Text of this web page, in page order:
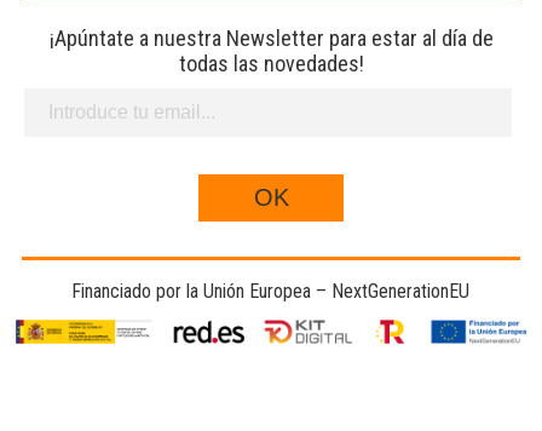
¡Apúntate a nuestra Newsletter para estar al día de
todas las novedades!
Financiado por la Unión Europea – NextGenerationEU